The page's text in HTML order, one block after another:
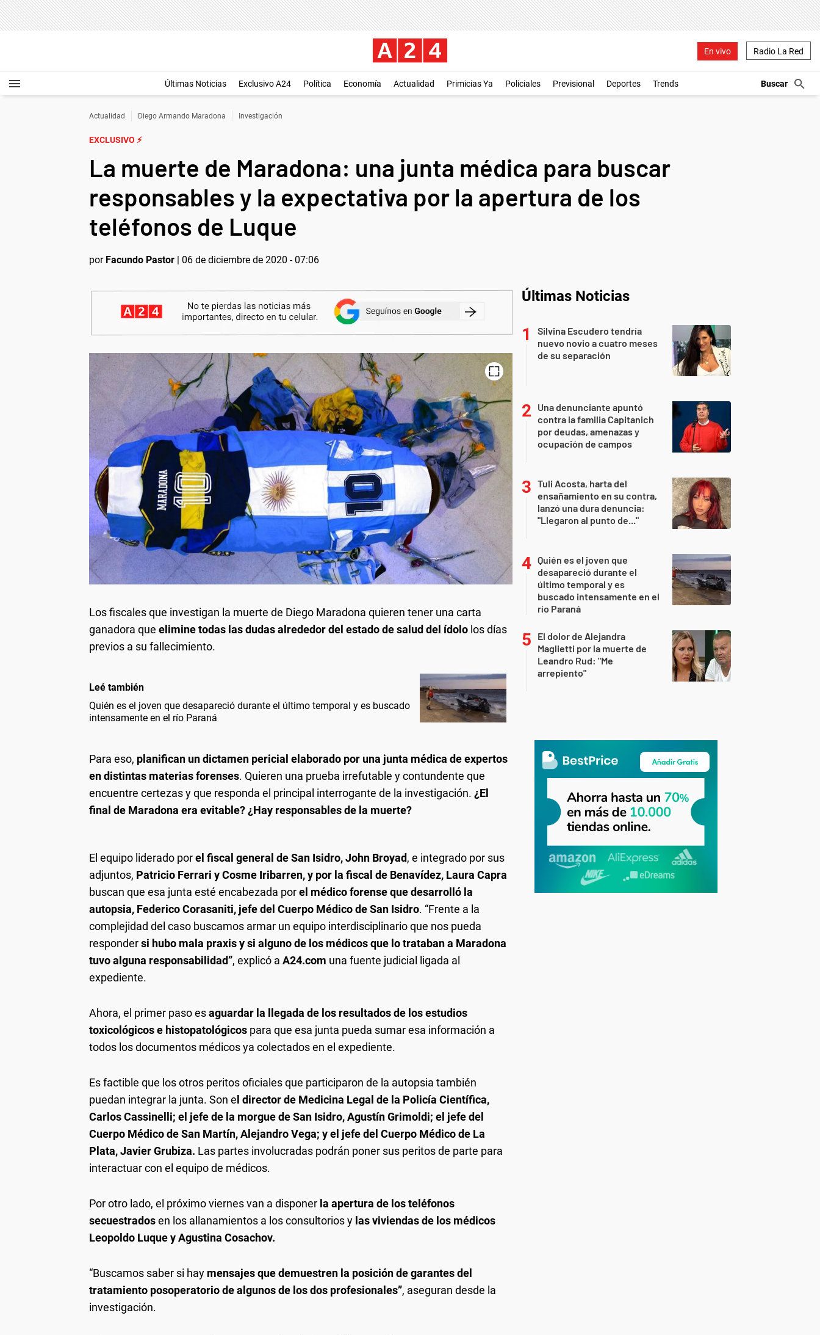
En vivo Radio La Red
Últimas Noticias Exclusivo A24 Política Economía Actualidad Primicias Ya Policiales Previsional Deportes Trends
Actualidad Diego Armando Maradona Investigación
EXCLUSIVO ⚡
La muerte de Maradona: una junta médica para buscar
responsables y la expectativa por la apertura de los
teléfonos de Luque
por Facundo Pastor | 06 de diciembre de 2020 - 07:06
Los fiscales que investigan la muerte de Diego Maradona quieren tener una carta
ganadora que elimine todas las dudas alrededor del estado de salud del ídolo los días
previos a su fallecimiento.
Leé también
Quién es el joven que desapareció durante el último temporal y es buscado
intensamente en el río Paraná
Para eso, planifican un dictamen pericial elaborado por una junta médica de expertos
en distintas materias forenses. Quieren una prueba irrefutable y contundente que
encuentre certezas y que responda el principal interrogante de la investigación. ¿El
final de Maradona era evitable? ¿Hay responsables de la muerte?
El equipo liderado porel fiscal general de San Isidro, John Broyad, e integrado por sus
adjuntos, Patricio Ferrari y Cosme Iribarren, y por la fiscal de Benavídez, Laura Capra
buscan que esa junta esté encabezada porel médico forense que desarrolló la
autopsia, Federico Corasaniti, jefe del Cuerpo Médico de San Isidro. “Frente a la
complejidad del caso buscamos armar un equipo interdisciplinario que nos pueda
respondersi hubo mala praxisy si alguno de los médicos que lo trataban a Maradona
tuvo alguna responsabilidad”, explicó a A24.com una fuente judicial ligada al
expediente.
Ahora, el primer paso esaguardar la llegada de los resultados de los estudios
toxicológicos e histopatológicos para que esa junta pueda sumar esa información a
todos los documentos médicos ya colectados en el expediente.
Es factible que los otros peritos oficiales que participaron de la autopsia también
puedan integrar la junta. Son el director de Medicina Legal de la Policía Científica,
Carlos Cassinelli; el jefe de la morgue de San Isidro, Agustín Grimoldi; el jefe del
Cuerpo Médico de San Martín, Alejandro Vega; y el jefe del Cuerpo Médico de La
Plata, Javier Grubiza. Las partes involucradas podrán poner sus peritos de parte para
interactuar con el equipo de médicos.
Por otro lado, el próximo viernes van a disponer la apertura de los teléfonos
secuestradosen los allanamientos a los consultorios y las viviendas de los médicos
Leopoldo Luque y Agustina Cosachov.
“Buscamos saber si hay mensajes que demuestren la posición de garantes del
tratamiento posoperatorio de algunos de los dos profesionales”, aseguran desde la
investigación.
Últimas Noticias
Silvina Escudero tendría
nuevo novio a cuatro meses
de su separación
Una denunciante apuntó
contra la familia Capitanich
por deudas, amenazas y
ocupación de campos
Tuli Acosta, harta del
ensañamiento en su contra,
lanzó una dura denuncia:
"Llegaron al punto de..."
Quién es el joven que
desapareció durante el
último temporal y es
buscado intensamente en el
río Paraná
El dolor de Alejandra
Maglietti por la muerte de
Leandro Rud: "Me
arrepiento"